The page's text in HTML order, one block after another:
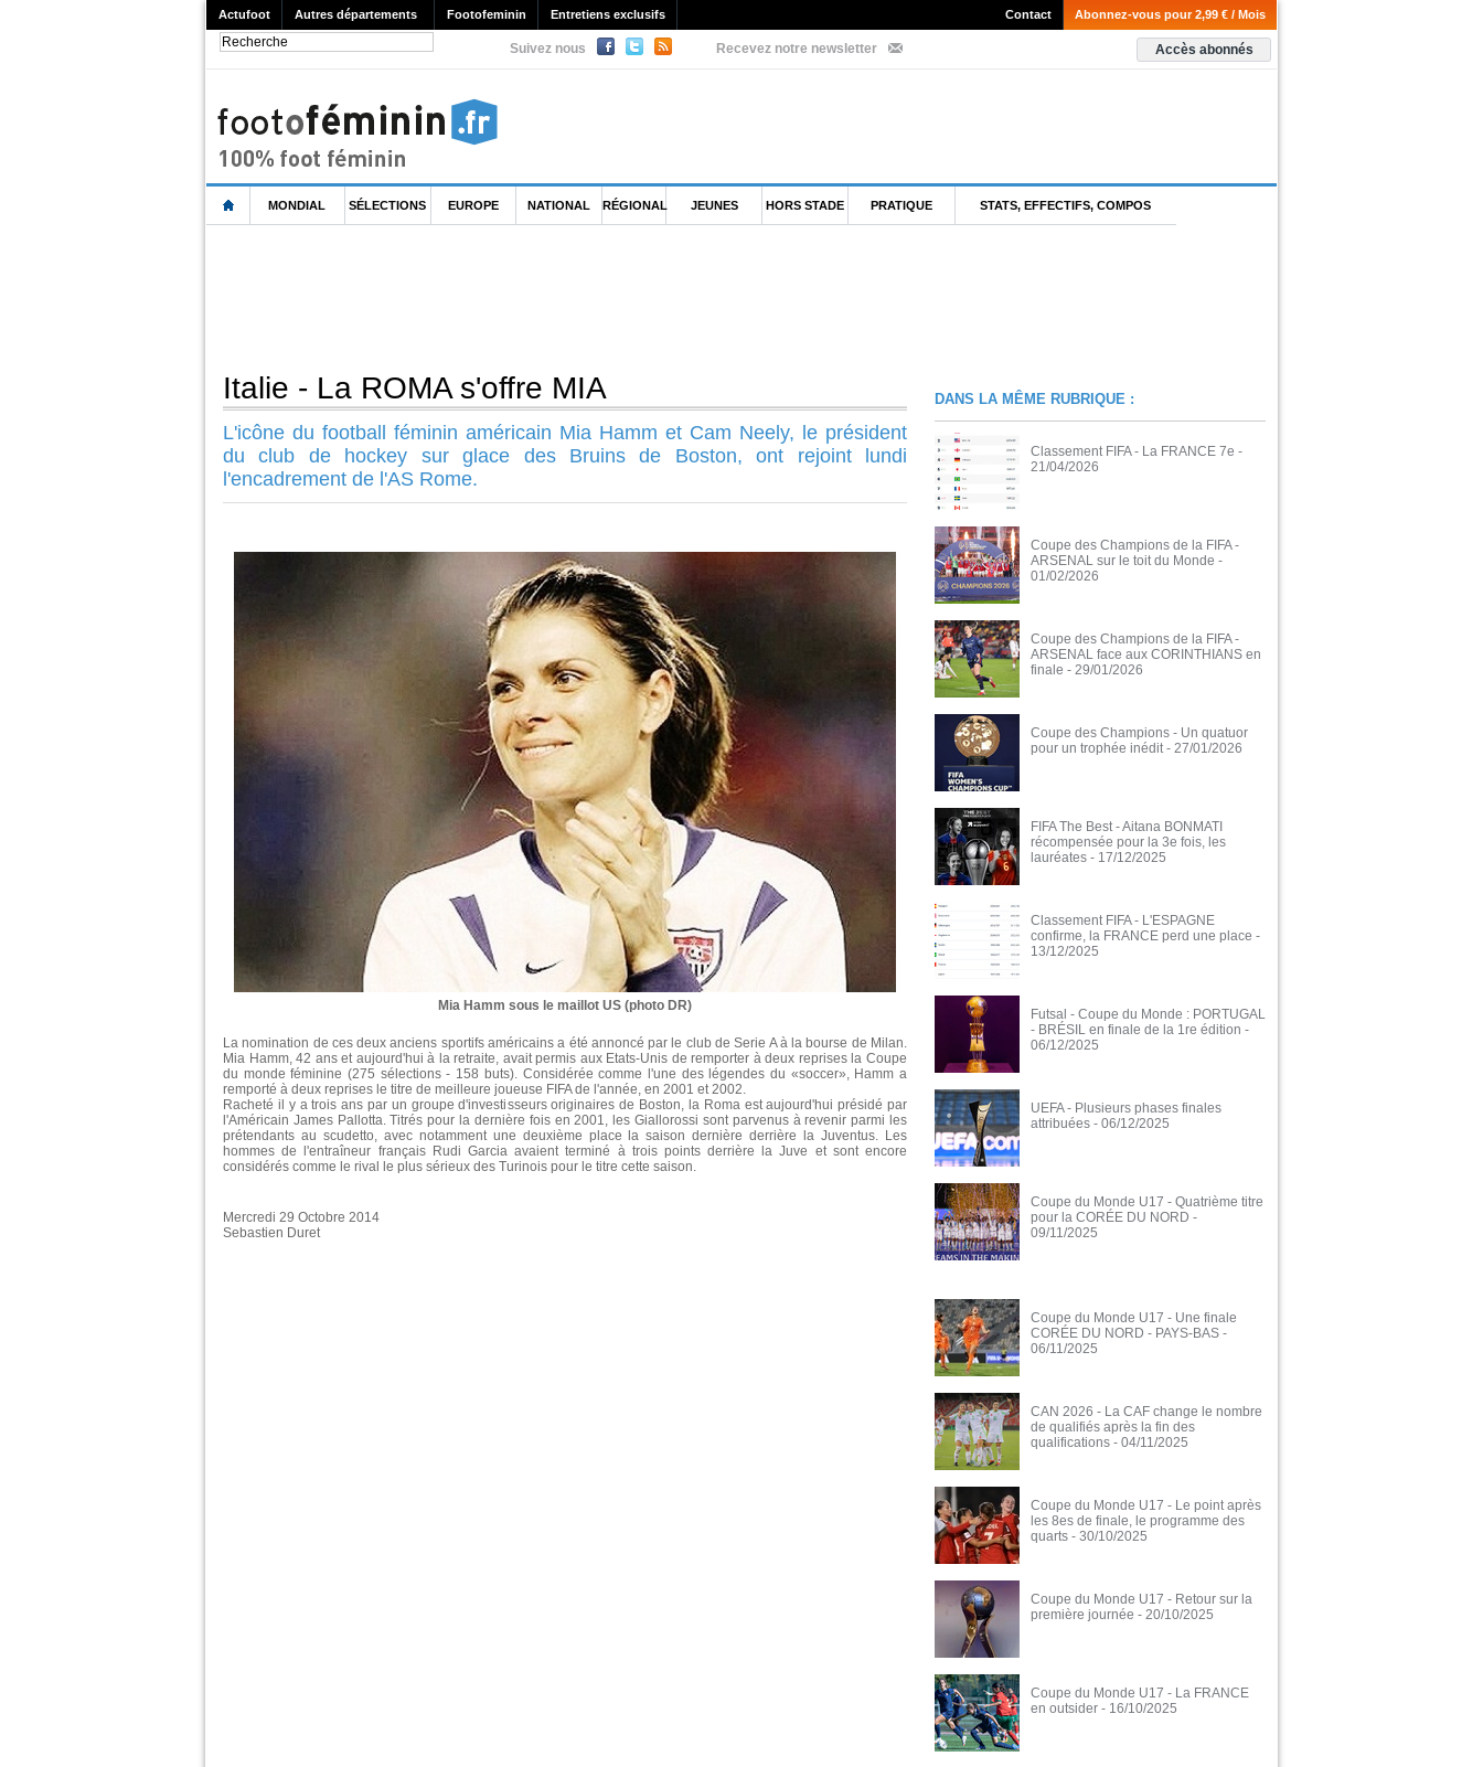
Actufoot Autres départements Footofeminin Entretiens exclusifs Abonnez-vous pour 2,99 € / Mois
Contact
Suivez nous Recevez notre newsletter Accès abonnés
MONDIAL SÉLECTIONS EUROPE NATIONAL RÉGIONAL JEUNES HORS STADE PRATIQUE STATS, EFFECTIFS, COMPOS
Italie - La ROMA s'offre MIA
L'icône du football féminin américain Mia Hamm et Cam Neely, le président
du club de hockey sur glace des Bruins de Boston, ont rejoint lundi
l'encadrement de l'AS Rome.
Mia Hamm sous le maillot US (photo DR)
La nomination de ces deux anciens sportifs américains a été annoncé par le club de Serie A à la bourse de Milan.
Mia Hamm, 42 ans et aujourd'hui à la retraite, avait permis aux Etats-Unis de remporter à deux reprises la Coupe
du monde féminine (275 sélections - 158 buts). Considérée comme l'une des légendes du «soccer», Hamm a
remporté à deux reprises le titre de meilleure joueuse FIFA de l'année, en 2001 et 2002.
Racheté il y a trois ans par un groupe d'investisseurs originaires de Boston, la Roma est aujourd'hui présidé par
l'Américain James Pallotta. Titrés pour la dernière fois en 2001, les Giallorossi sont parvenus à revenir parmi les
prétendants au scudetto, avec notamment une deuxième place la saison dernière derrière la Juventus. Les
hommes de l'entraîneur français Rudi Garcia avaient terminé à trois points derrière la Juve et sont encore
considérés comme le rival le plus sérieux des Turinois pour le titre cette saison.
Mercredi 29 Octobre 2014
Sebastien Duret
DANS LA MÊME RUBRIQUE :
Classement FIFA - La FRANCE 7e -
21/04/2026
Coupe des Champions de la FIFA -
ARSENAL sur le toit du Monde -
01/02/2026
Coupe des Champions de la FIFA -
ARSENAL face aux CORINTHIANS en
finale - 29/01/2026
Coupe des Champions - Un quatuor
pour un trophée inédit - 27/01/2026
FIFA The Best - Aitana BONMATI
récompensée pour la 3e fois, les
lauréates - 17/12/2025
Classement FIFA - L'ESPAGNE
confirme, la FRANCE perd une place -
13/12/2025
Futsal - Coupe du Monde : PORTUGAL
- BRÉSIL en finale de la 1re édition -
06/12/2025
UEFA - Plusieurs phases finales
attribuées - 06/12/2025
Coupe du Monde U17 - Quatrième titre
pour la CORÉE DU NORD -
09/11/2025
Coupe du Monde U17 - Une finale
CORÉE DU NORD - PAYS-BAS -
06/11/2025
CAN 2026 - La CAF change le nombre
de qualifiés après la fin des
qualifications - 04/11/2025
Coupe du Monde U17 - Le point après
les 8es de finale, le programme des
quarts - 30/10/2025
Coupe du Monde U17 - Retour sur la
première journée - 20/10/2025
Coupe du Monde U17 - La FRANCE
en outsider - 16/10/2025